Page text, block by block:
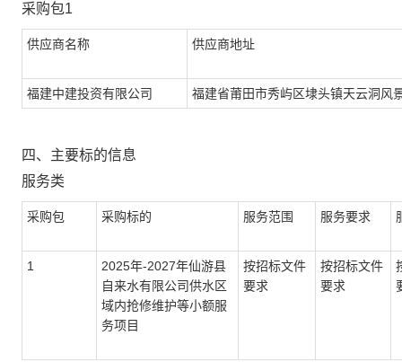
采购包1
供应商名称 供应商地址
福建中建投资有限公司 福建省莆田市秀屿区埭头镇天云洞风
四、主要标的信息
服务类
采购包 采购标的 服务范围 服务要求
1 2025年-2027年仙游县
自来水有限公司供水区
域内抢修维护等小额服
务项目
按招标文件
要求
按招标文件
要求